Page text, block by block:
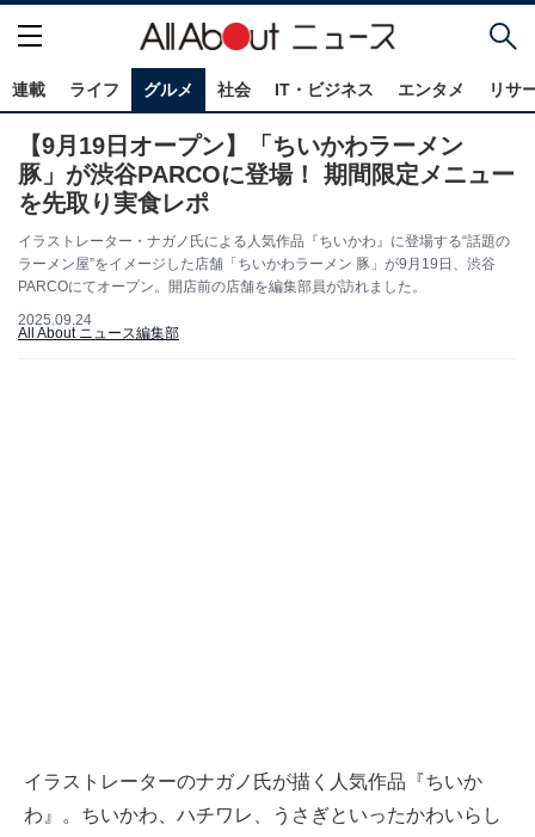
連載 ライフ グルメ 社会 IT・ビジネス エンタメ リサ
【9月19日オープン】「ちいかわラーメン
豚」が渋谷PARCOに登場！ 期間限定メニュー
を先取り実食レポ
イラストレーター・ナガノ氏による人気作品『ちいかわ』に登場する“話題の
ラーメン屋”をイメージした店舗「ちいかわラーメン 豚」が9月19日、渋谷
PARCOにてオープン。開店前の店舗を編集部員が訪れました。
2025.09.24
All About ニュース編集部
イラストレーターのナガノ氏が描く人気作品『ちいか
わ』。ちいかわ、ハチワレ、うさぎといったかわいらし